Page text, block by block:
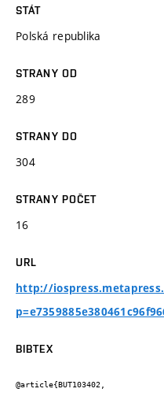
STÁT
Polská republika
STRANY OD
289
STRANY DO
304
STRANY POČET
16
URL
http://
BIBTEX
@article{BUT103402,